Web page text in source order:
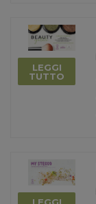
LEGGI
TUTTO